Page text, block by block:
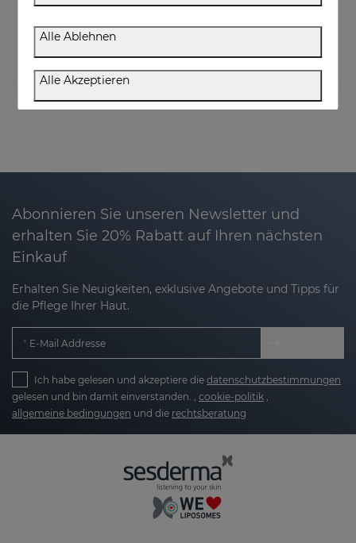
VITISES Ecad Gel 100 Ml
Liposome gel for hypopigmented skins
€ 57,95
Abonnieren Sie unseren Newsletter und
erhalten Sie 20% Rabatt auf Ihren nächsten
Einkauf
Erhalten Sie Neuigkeiten, exklusive Angebote und Tipps für
die Pflege Ihrer Haut.
E-Mail Addresse
Ich habe gelesen und akzeptiere die datenschutzbestimmungen
gelesen und bin damit einverstanden. , cookie-politik
allgemeine bedingungen und die rechtsberatung
Alle Ablehnen
Alle Akzeptieren